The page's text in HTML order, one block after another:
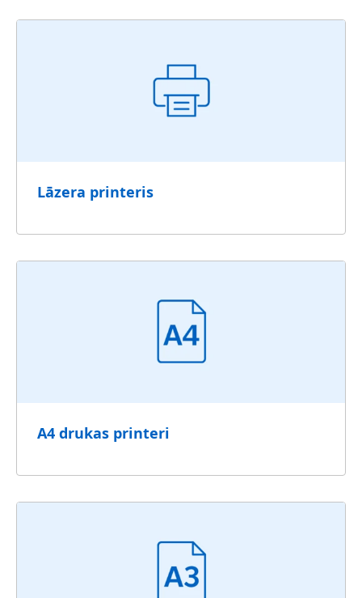
Lāzera printeris
A4 drukas printeri